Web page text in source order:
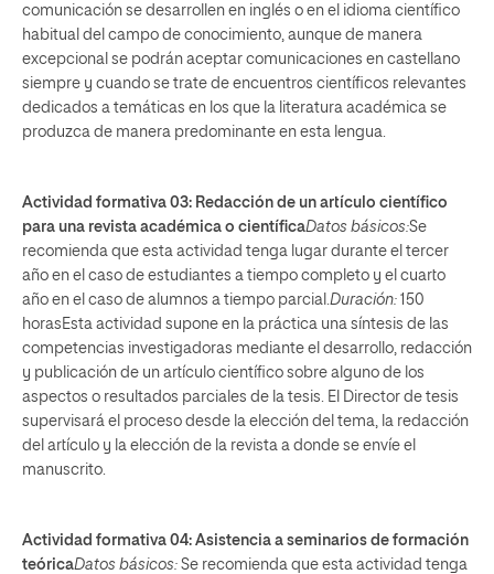
comunicación se desarrollen en inglés o en el idioma científico
habitual del campo de conocimiento, aunque de manera
excepcional se podrán aceptar comunicaciones en castellano
siempre y cuando se trate de encuentros científicos relevantes
dedicados a temáticas en los que la literatura académica se
produzca de manera predominante en esta lengua.
Actividad formativa 03: Redacción de un artículo científico
para una revista académica o científicaDatos básicos:Se
recomienda que esta actividad tenga lugar durante el tercer
año en el caso de estudiantes a tiempo completo y el cuarto
año en el caso de alumnos a tiempo parcial.Duración: 150
horasEsta actividad supone en la práctica una síntesis de las
competencias investigadoras mediante el desarrollo, redacción
y publicación de un artículo científico sobre alguno de los
aspectos o resultados parciales de la tesis. El Director de tesis
supervisará el proceso desde la elección del tema, la redacción
del artículo y la elección de la revista a donde se envíe el
manuscrito.
Actividad formativa 04: Asistencia a seminarios de formación
teóricaDatos básicos: Se recomienda que esta actividad tenga